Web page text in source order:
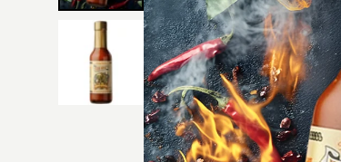
Charger l’image 2 dans la vue de galerie